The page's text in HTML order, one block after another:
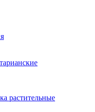
растительные